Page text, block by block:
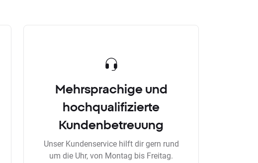
Mehrsprachige und
hochqualifizierte
Kundenbetreuung
Unser Kundenservice hilft dir gern rund
um die Uhr, von Montag bis Freitag.